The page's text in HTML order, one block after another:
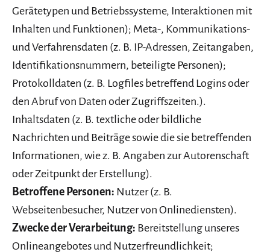
Gerätetypen und Betriebssysteme, Interaktionen mit
Inhalten und Funktionen); Meta-, Kommunikations-
und Verfahrensdaten (z. B. IP-Adressen, Zeitangaben,
Identifikationsnummern, beteiligte Personen);
Protokolldaten (z. B. Logfiles betreffend Logins oder
den Abruf von Daten oder Zugriffszeiten.).
Inhaltsdaten (z. B. textliche oder bildliche
Nachrichten und Beiträge sowie die sie betreffenden
Informationen, wie z. B. Angaben zur Autorenschaft
oder Zeitpunkt der Erstellung).
Betroffene Personen: Nutzer (z. B.
Webseitenbesucher, Nutzer von Onlinediensten).
Zwecke der Verarbeitung: Bereitstellung unseres
Onlineangebotes und Nutzerfreundlichkeit;